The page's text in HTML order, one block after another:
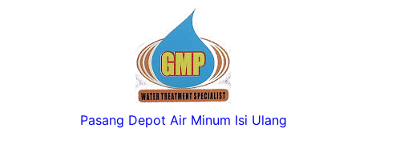
Pasang Depot Air Minum Isi Ulang